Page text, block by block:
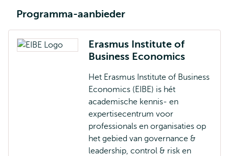
Programma-aanbieder
Erasmus Institute of
Business Economics
Het Erasmus Institute of Business
Economics (EIBE) is hét
academische kennis- en
expertisecentrum voor
professionals en organisaties op
het gebied van governance &
leadership, control & risk en